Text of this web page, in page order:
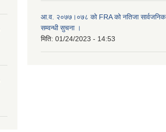
आ.व. २०७७।०७८ को FRA को नतिजा सार्वजनिक
सम्वन्धी सुचना ।
मिति: 01/24/2023 - 14:53